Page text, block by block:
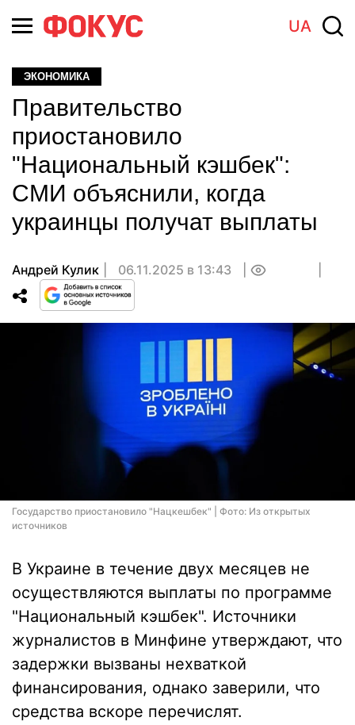
UA
ЭКОНОМИКА
Правительство
приостановило
"Национальный кэшбек":
СМИ объяснили, когда
украинцы получат выплаты
Андрей Кулик 06.11.2025 в 13:43
Государство приостановило "Нацкешбек" | Фото: Из открытых
источников
В Украине в течение двух месяцев не
осуществляются выплаты по программе
"Национальный кэшбек". Источники
журналистов в Минфине утверждают, что
задержки вызваны нехваткой
финансирования, однако заверили, что
средства вскоре перечислят.